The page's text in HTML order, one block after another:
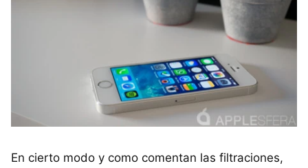
En cierto modo y como comentan las filtraciones,